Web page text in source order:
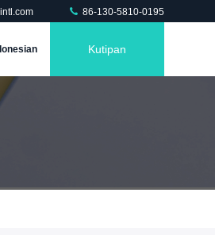
86-130-5810-0195
Kutipan